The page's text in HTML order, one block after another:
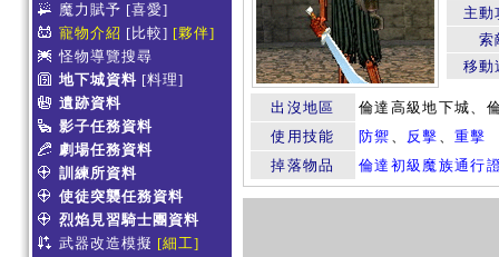
魔力賦予 [喜愛]
寵物介紹 [比較] [夥伴]
怪物導覽搜尋
地下城資料 [料理]
遺跡資料
影子任務資料
劇場任務資料
訓練所資料
使徒突襲任務資料
烈焰見習騎士團資料
武器改造模擬 [細工]
主動
索
移動
出沒地區
倫達高級地下城、
使用技能
防禦 、 反擊 、重擊
掉落物品
倫達初級魔族通行